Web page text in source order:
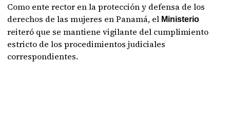
Como ente rector en la protección y defensa de los
derechos de las mujeres en Panamá, el Ministerio
reiteró que se mantiene vigilante del cumplimiento
estricto de los procedimientos judiciales
correspondientes.